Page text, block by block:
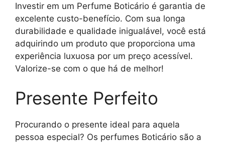
Investir em um Perfume Boticário é garantia de
excelente custo-benefício. Com sua longa
durabilidade e qualidade inigualável, você está
adquirindo um produto que proporciona uma
experiência luxuosa por um preço acessível.
Valorize-se com o que há de melhor!
Presente Perfeito
Procurando o presente ideal para aquela
pessoa especial? Os perfumes Boticário são a